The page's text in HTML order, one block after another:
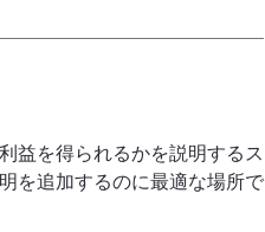
益を得られるかを説明するス
を追加するのに最適な場所で